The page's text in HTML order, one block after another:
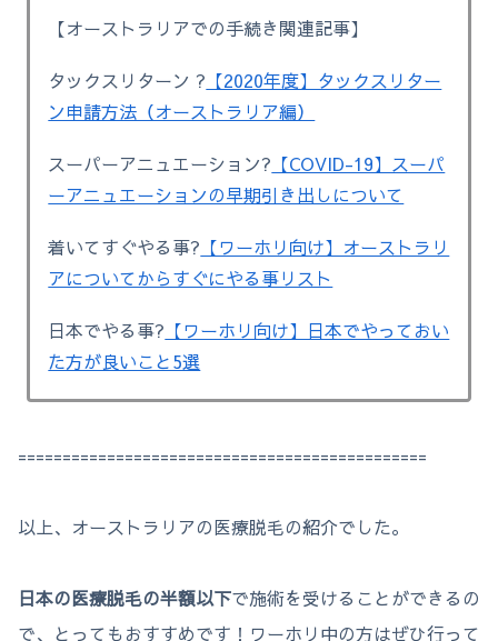
【オーストラリアでの手続き関連記事】
タックスリターン ? 【2020年度】タックスリター
ン申請方法（オーストラリア編）
スーパーアニュエーション? 【COVID-19】スーパ
ーアニュエーションの早期引き出しについて
着いてすぐやる事? 【ワーホリ向け】オーストラリ
アについてからすぐにやる事リスト
日本でやる事? 【ワーホリ向け】日本でやっておい
た方が良いこと5選
==============================================
以上、オーストラリアの医療脱毛の紹介でした。
日本の医療脱毛の半額以下で施術を受けることができるの
で、とってもおすすめです！ワーホリ中の方はぜひ行って